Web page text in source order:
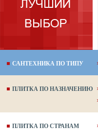
Ilustre
САНТЕХНИКА ПО ТИПУ
ПЛИТКА ПО НАЗНАЧЕНИЮ
ПЛИТКА ПО СТРАНАМ